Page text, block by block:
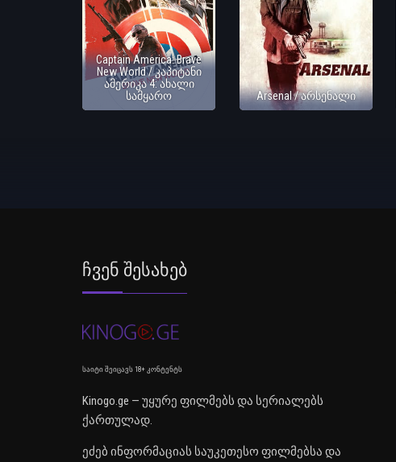
Captain America: Brave
New World / კაპიტანი
ამერიკა 4: ახალი
სამყარო
Arsenal / არსენალი
Ჩვენ Შესახებ
საიტი შეიცავს 18+ კონტენტს
Kinogo.ge — უყურე ფილმებს და სერიალებს
ქართულად.
ეძებ ინფორმაციას საუკეთესო ფილმებსა და